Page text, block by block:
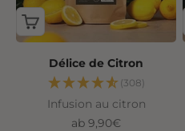
Délice de Citron
(308)
Infusion au citron
Angebot
ab 9,90€